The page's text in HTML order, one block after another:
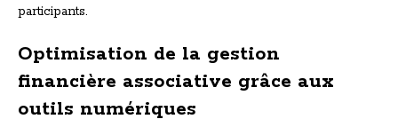
participants.
Optimisation de la gestion
financière associative grâce aux
outils numériques